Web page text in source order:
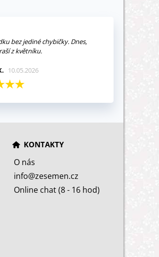
bez jediné chybičky. Dnes,
z květníku.
10.05.2026
KONTAKTY
O nás
info@zesemen.cz
Online chat (8 - 16 hod)